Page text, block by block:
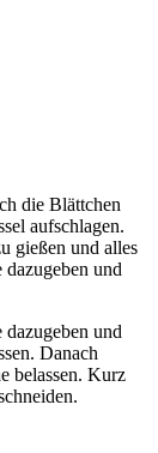
die Blättchen
aufschlagen.
gießen und alles
und
und
Danach
belassen. Kurz